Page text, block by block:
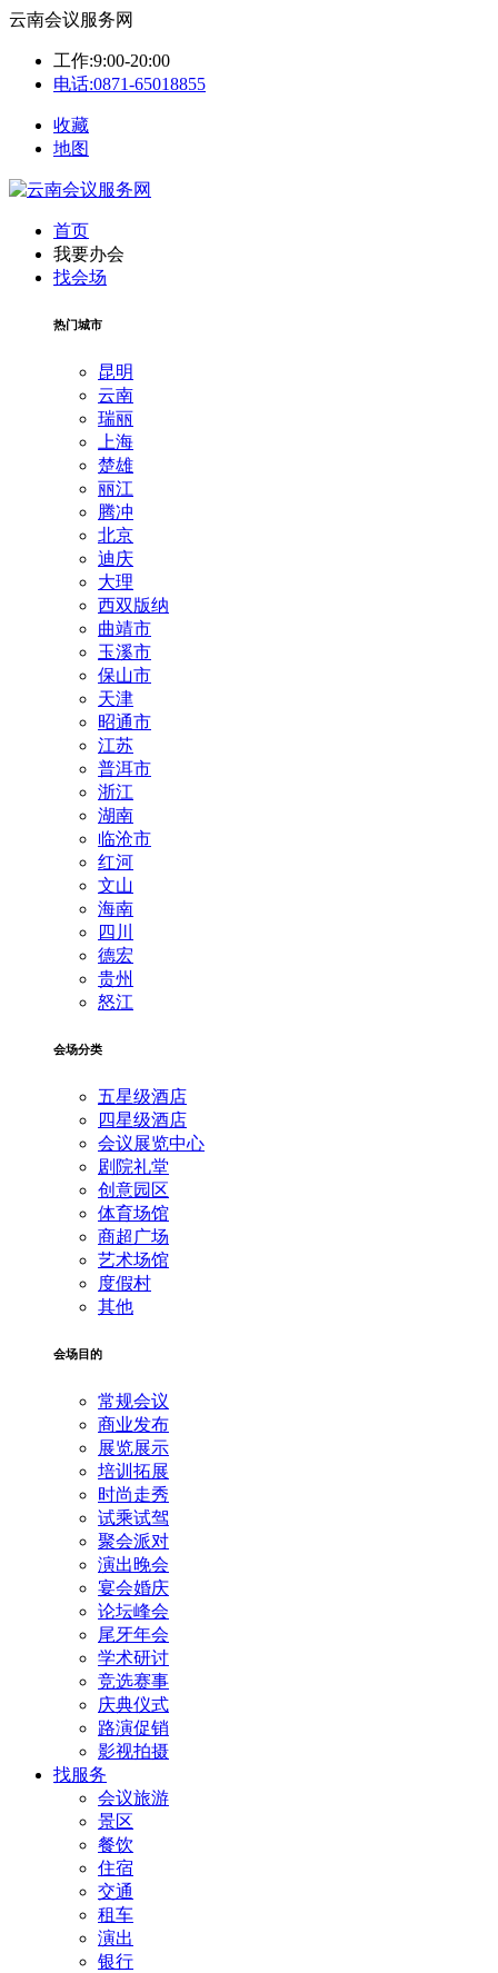
云南会议服务网
工作:9:00-20:00
电话:0871-65018855
收藏
地图
首页
我要办会
找会场
热门城市
昆明
云南
瑞丽
上海
楚雄
丽江
腾冲
北京
迪庆
大理
西双版纳
曲靖市
玉溪市
保山市
天津
昭通市
江苏
普洱市
浙江
湖南
临沧市
红河
文山
海南
四川
德宏
贵州
怒江
会场分类
五星级酒店
四星级酒店
会议展览中心
剧院礼堂
创意园区
体育场馆
商超广场
艺术场馆
度假村
其他
会场目的
常规会议
商业发布
展览展示
培训拓展
时尚走秀
试乘试驾
聚会派对
演出晚会
宴会婚庆
论坛峰会
尾牙年会
学术研讨
竞选赛事
庆典仪式
路演促销
影视拍摄
找服务
会议旅游
景区
餐饮
住宿
交通
租车
演出
银行